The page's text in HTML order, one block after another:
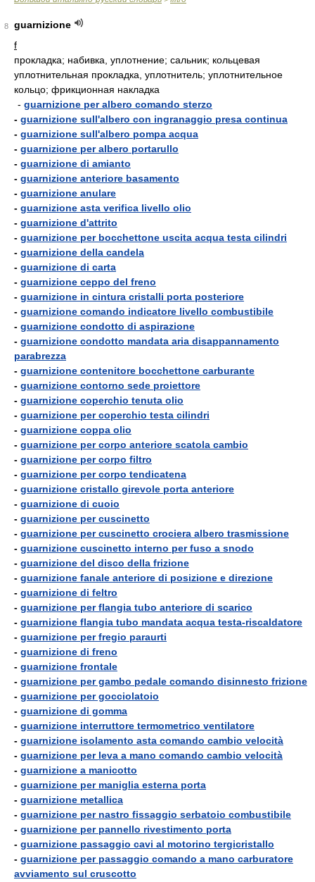
8
guarnizione
f
прокладка; набивка, уплотнение; сальник; кольцевая
уплотнительная прокладка, уплотнитель; уплотнительное
кольцо; фрикционная накладка
- guarnizione per albero comando sterzo
- guarnizione sull'albero con ingranaggio presa continua
- guarnizione sull'albero pompa acqua
- guarnizione per albero portarullo
- guarnizione di amianto
- guarnizione anteriore basamento
- guarnizione anulare
- guarnizione asta verifica livello olio
- guarnizione d'attrito
- guarnizione per bocchettone uscita acqua testa cilindri
- guarnizione della candela
- guarnizione di carta
- guarnizione ceppo del freno
- guarnizione in cintura cristalli porta posteriore
- guarnizione comando indicatore livello combustibile
- guarnizione condotto di aspirazione
- guarnizione condotto mandata aria disappannamento
parabrezza
- guarnizione contenitore bocchettone carburante
- guarnizione contorno sede proiettore
- guarnizione coperchio tenuta olio
- guarnizione per coperchio testa cilindri
- guarnizione coppa olio
- guarnizione per corpo anteriore scatola cambio
- guarnizione per corpo filtro
- guarnizione per corpo tendicatena
- guarnizione cristallo girevole porta anteriore
- guarnizione di cuoio
- guarnizione per cuscinetto
- guarnizione per cuscinetto crociera albero trasmissione
- guarnizione cuscinetto interno per fuso a snodo
- guarnizione del disco della frizione
- guarnizione fanale anteriore di posizione e direzione
- guarnizione di feltro
- guarnizione per flangia tubo anteriore di scarico
- guarnizione flangia tubo mandata acqua testa-riscaldatore
- guarnizione per fregio paraurti
- guarnizione di freno
- guarnizione frontale
- guarnizione per gambo pedale comando disinnesto frizione
- guarnizione per gocciolatoio
- guarnizione di gomma
- guarnizione interruttore termometrico ventilatore
- guarnizione isolamento asta comando cambio velocità
- guarnizione per leva a mano comando cambio velocità
- guarnizione a manicotto
- guarnizione per maniglia esterna porta
- guarnizione metallica
- guarnizione per nastro fissaggio serbatoio combustibile
- guarnizione per pannello rivestimento porta
- guarnizione passaggio cavi al motorino tergicristallo
- guarnizione per passaggio comando a mano carburatore
avviamento sul cruscotto